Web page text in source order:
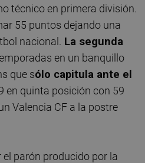
técnico en primera división.
55 puntos dejando una
nacional. La segunda
en un banquillo
que sólo capitula ante el
en quinta posición con 59
Valencia CF a la postre
parón producido por la